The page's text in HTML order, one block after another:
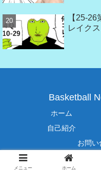
【25-
レイク
Basketball
ホーム
自己紹介
お問
© 2019-2026
メニュー ホーム